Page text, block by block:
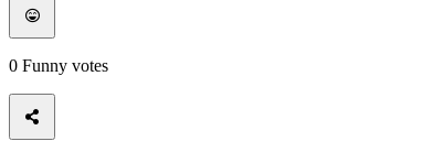
SR
0 Funny votes